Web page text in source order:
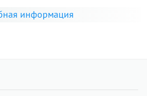
информация